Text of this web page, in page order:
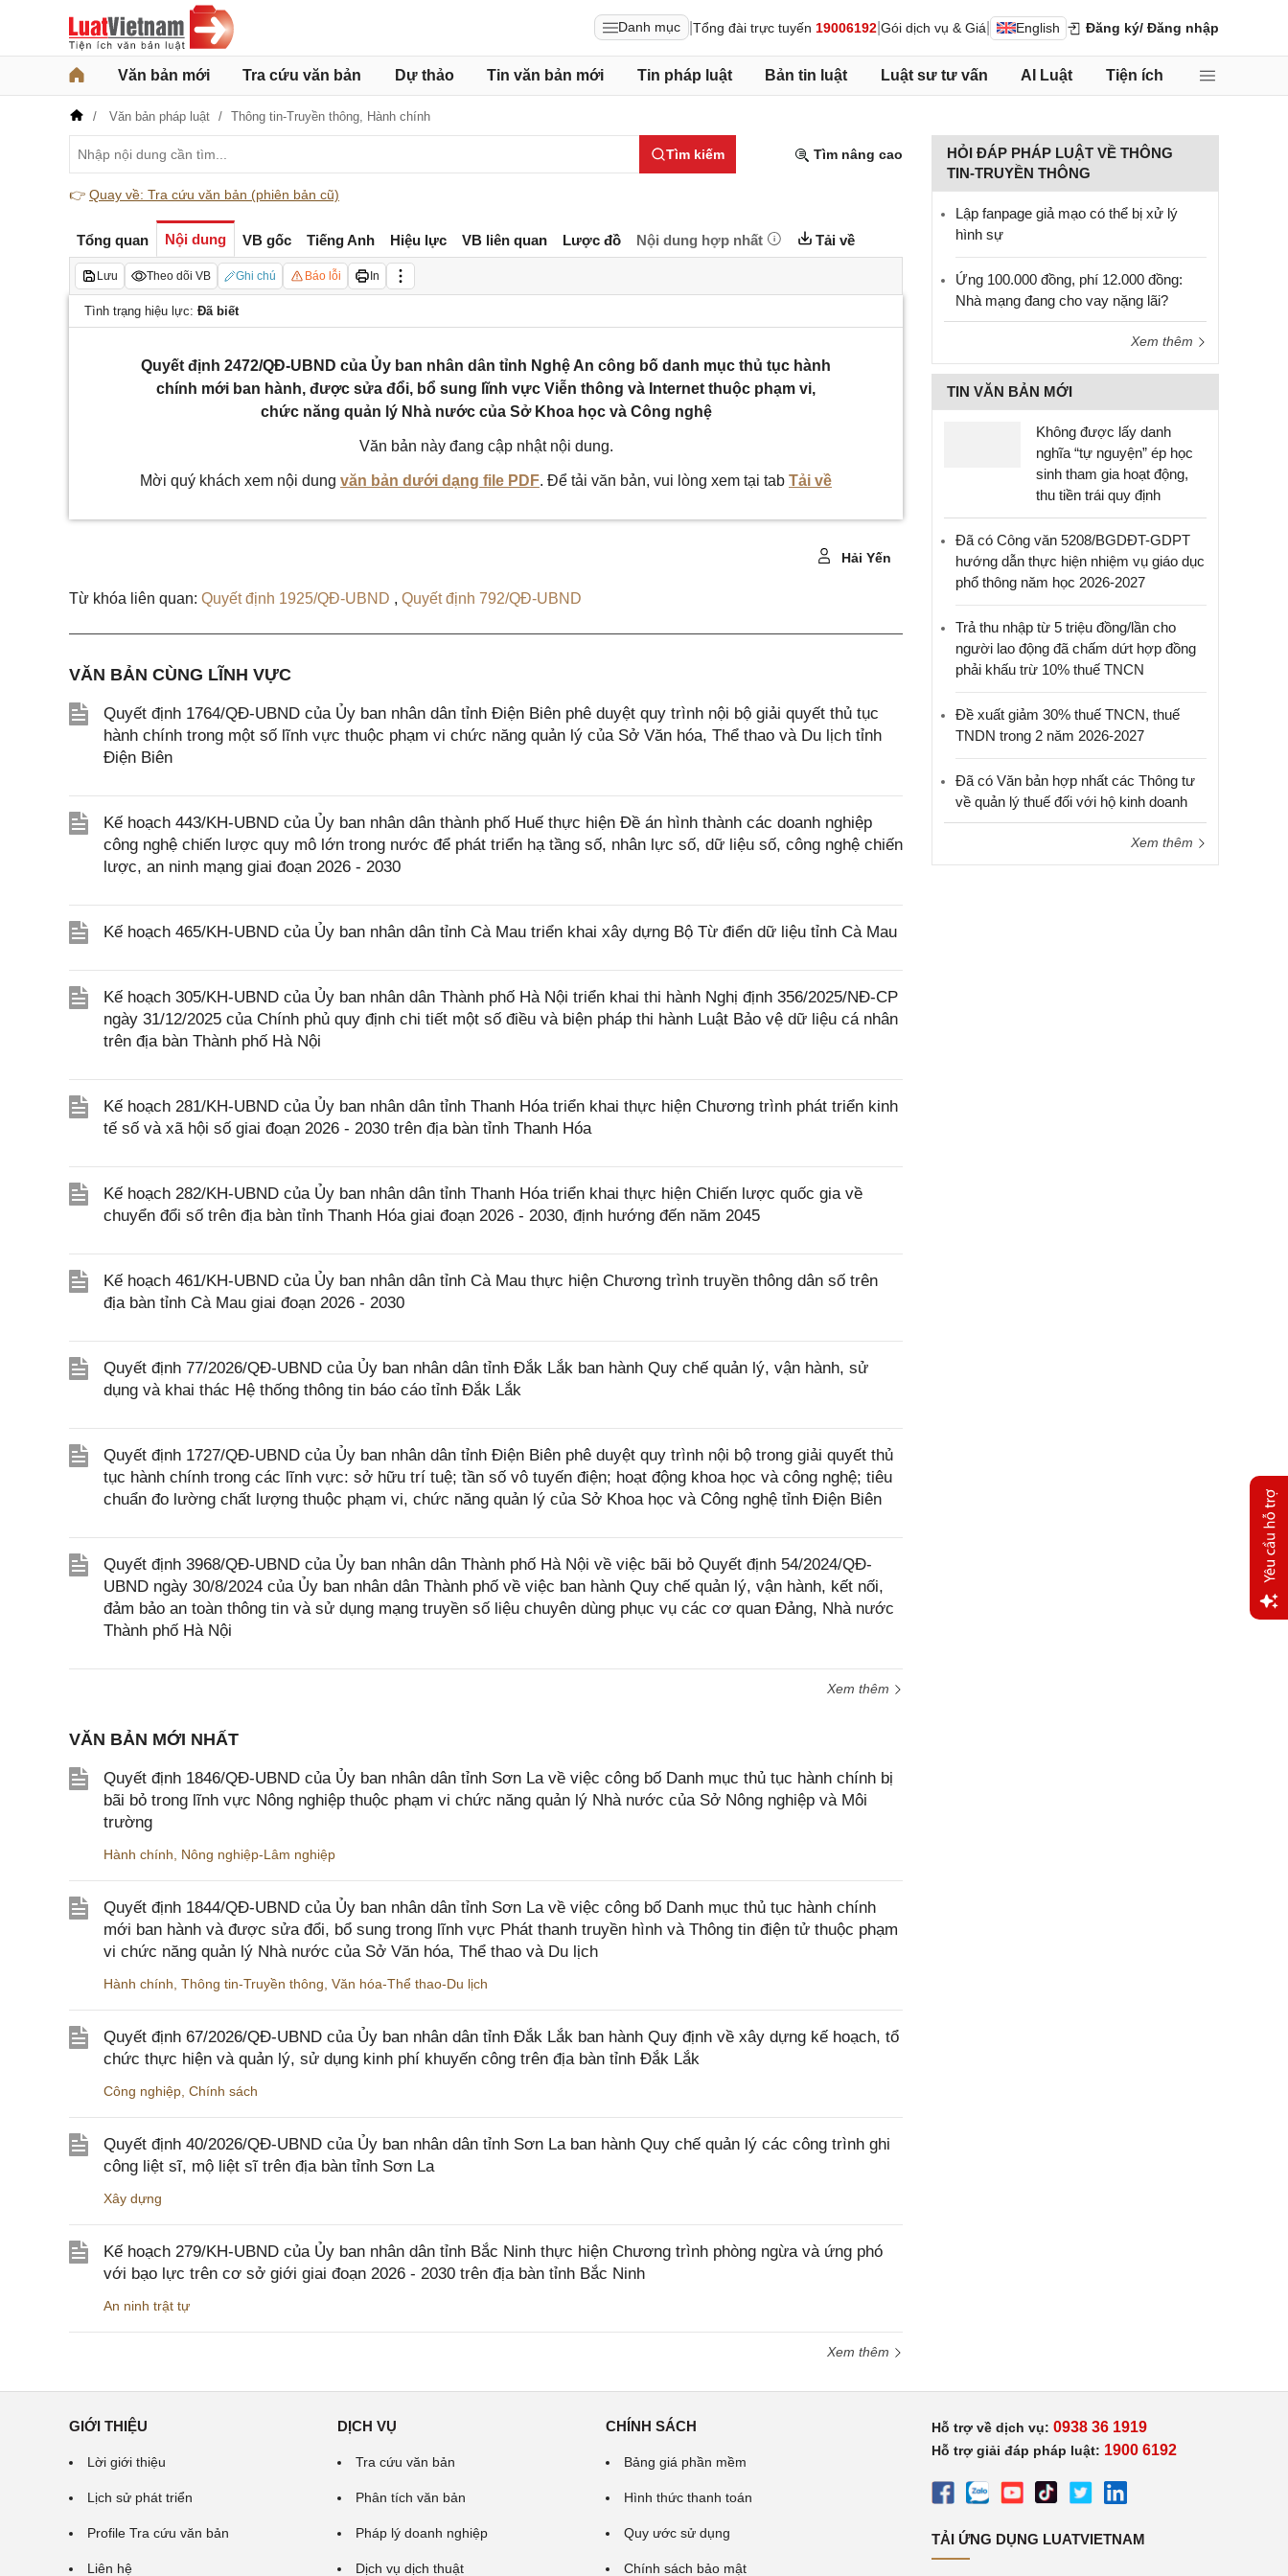
Danh mục Tổng đài trực tuyến 19006192 Gói dịch vụ & Giá English Đăng ký/ Đăng nhập
Văn bản mới Tra cứu văn bản Dự thảo Tin văn bản mới Tin pháp luật Bản tin luật Luật sư tư vấn AI Luật Tiện ích
Văn bản pháp luật Thông tin-Truyền thông, Hành chính
Tìm kiếm Tìm nâng cao
👉 Quay về: Tra cứu văn bản (phiên bản cũ)
Tổng quan Nội dung VB gốc Tiếng Anh Hiệu lực VB liên quan Lược đồ Nội dung hợp nhất Tải về
Lưu Theo dõi VB Ghi chú Báo lỗi In
Tình trạng hiệu lực: Đã biết
Quyết định 2472/QĐ-UBND của Ủy ban nhân dân tỉnh Nghệ An công bố danh mục thủ tục hành
chính mới ban hành, được sửa đổi, bổ sung lĩnh vực Viễn thông và Internet thuộc phạm vi,
chức năng quản lý Nhà nước của Sở Khoa học và Công nghệ
Văn bản này đang cập nhật nội dung.
Mời quý khách xem nội dung văn bản dưới dạng file PDF. Để tải văn bản, vui lòng xem tại tab Tải về
Hải Yến
Từ khóa liên quan: Quyết định 1925/QĐ-UBND , Quyết định 792/QĐ-UBND
VĂN BẢN CÙNG LĨNH VỰC
Quyết định 1764/QĐ-UBND của Ủy ban nhân dân tỉnh Điện Biên phê duyệt quy trình nội bộ giải quyết thủ tục
hành chính trong một số lĩnh vực thuộc phạm vi chức năng quản lý của Sở Văn hóa, Thể thao và Du lịch tỉnh
Điện Biên
Kế hoạch 443/KH-UBND của Ủy ban nhân dân thành phố Huế thực hiện Đề án hình thành các doanh nghiệp
công nghệ chiến lược quy mô lớn trong nước để phát triển hạ tầng số, nhân lực số, dữ liệu số, công nghệ chiến
lược, an ninh mạng giai đoạn 2026 - 2030
Kế hoạch 465/KH-UBND của Ủy ban nhân dân tỉnh Cà Mau triển khai xây dựng Bộ Từ điển dữ liệu tỉnh Cà Mau
Kế hoạch 305/KH-UBND của Ủy ban nhân dân Thành phố Hà Nội triển khai thi hành Nghị định 356/2025/NĐ-CP
ngày 31/12/2025 của Chính phủ quy định chi tiết một số điều và biện pháp thi hành Luật Bảo vệ dữ liệu cá nhân
trên địa bàn Thành phố Hà Nội
Kế hoạch 281/KH-UBND của Ủy ban nhân dân tỉnh Thanh Hóa triển khai thực hiện Chương trình phát triển kinh
tế số và xã hội số giai đoạn 2026 - 2030 trên địa bàn tỉnh Thanh Hóa
Kế hoạch 282/KH-UBND của Ủy ban nhân dân tỉnh Thanh Hóa triển khai thực hiện Chiến lược quốc gia về
chuyển đổi số trên địa bàn tỉnh Thanh Hóa giai đoạn 2026 - 2030, định hướng đến năm 2045
Kế hoạch 461/KH-UBND của Ủy ban nhân dân tỉnh Cà Mau thực hiện Chương trình truyền thông dân số trên
địa bàn tỉnh Cà Mau giai đoạn 2026 - 2030
Quyết định 77/2026/QĐ-UBND của Ủy ban nhân dân tỉnh Đắk Lắk ban hành Quy chế quản lý, vận hành, sử
dụng và khai thác Hệ thống thông tin báo cáo tỉnh Đắk Lắk
Quyết định 1727/QĐ-UBND của Ủy ban nhân dân tỉnh Điện Biên phê duyệt quy trình nội bộ trong giải quyết thủ
tục hành chính trong các lĩnh vực: sở hữu trí tuệ; tần số vô tuyến điện; hoạt động khoa học và công nghệ; tiêu
chuẩn đo lường chất lượng thuộc phạm vi, chức năng quản lý của Sở Khoa học và Công nghệ tỉnh Điện Biên
Quyết định 3968/QĐ-UBND của Ủy ban nhân dân Thành phố Hà Nội về việc bãi bỏ Quyết định 54/2024/QĐ-
UBND ngày 30/8/2024 của Ủy ban nhân dân Thành phố về việc ban hành Quy chế quản lý, vận hành, kết nối,
đảm bảo an toàn thông tin và sử dụng mạng truyền số liệu chuyên dùng phục vụ các cơ quan Đảng, Nhà nước
Thành phố Hà Nội
Xem thêm
VĂN BẢN MỚI NHẤT
Quyết định 1846/QĐ-UBND của Ủy ban nhân dân tỉnh Sơn La về việc công bố Danh mục thủ tục hành chính bị
bãi bỏ trong lĩnh vực Nông nghiệp thuộc phạm vi chức năng quản lý Nhà nước của Sở Nông nghiệp và Môi
trường
Hành chính Nông nghiệp-Lâm nghiệp
Quyết định 1844/QĐ-UBND của Ủy ban nhân dân tỉnh Sơn La về việc công bố Danh mục thủ tục hành chính
mới ban hành và được sửa đổi, bổ sung trong lĩnh vực Phát thanh truyền hình và Thông tin điện tử thuộc phạm
vi chức năng quản lý Nhà nước của Sở Văn hóa, Thể thao và Du lịch
Hành chính Thông tin-Truyền thông Văn hóa-Thể thao-Du lịch
Quyết định 67/2026/QĐ-UBND của Ủy ban nhân dân tỉnh Đắk Lắk ban hành Quy định về xây dựng kế hoạch, tổ
chức thực hiện và quản lý, sử dụng kinh phí khuyến công trên địa bàn tỉnh Đắk Lắk
Công nghiệp Chính sách
Quyết định 40/2026/QĐ-UBND của Ủy ban nhân dân tỉnh Sơn La ban hành Quy chế quản lý các công trình ghi
công liệt sĩ, mộ liệt sĩ trên địa bàn tỉnh Sơn La
Xây dựng
Kế hoạch 279/KH-UBND của Ủy ban nhân dân tỉnh Bắc Ninh thực hiện Chương trình phòng ngừa và ứng phó
với bạo lực trên cơ sở giới giai đoạn 2026 - 2030 trên địa bàn tỉnh Bắc Ninh
An ninh trật tự
Xem thêm
HỎI ĐÁP PHÁP LUẬT VỀ THÔNG
TIN-TRUYỀN THÔNG
Lập fanpage giả mạo có thể bị xử lý
hình sự
Ứng 100.000 đồng, phí 12.000 đồng:
Nhà mạng đang cho vay nặng lãi?
Xem thêm
TIN VĂN BẢN MỚI
Không được lấy danh
nghĩa “tự nguyện” ép học
sinh tham gia hoạt động,
thu tiền trái quy định
Đã có Công văn 5208/BGDĐT-GDPT
hướng dẫn thực hiện nhiệm vụ giáo dục
phổ thông năm học 2026-2027
Trả thu nhập từ 5 triệu đồng/lần cho
người lao động đã chấm dứt hợp đồng
phải khấu trừ 10% thuế TNCN
Đề xuất giảm 30% thuế TNCN, thuế
TNDN trong 2 năm 2026-2027
Đã có Văn bản hợp nhất các Thông tư
về quản lý thuế đối với hộ kinh doanh
Xem thêm
GIỚI THIỆU
Lời giới thiệu
Lịch sử phát triển
Profile Tra cứu văn bản
Liên hệ
DỊCH VỤ
Tra cứu văn bản
Phân tích văn bản
Pháp lý doanh nghiệp
Dịch vụ dịch thuật
CHÍNH SÁCH
Bảng giá phần mềm
Hình thức thanh toán
Quy ước sử dụng
Chính sách bảo mật
Hỗ trợ về dịch vụ: 0938 36 1919
Hỗ trợ giải đáp pháp luật: 1900 6192
TẢI ỨNG DỤNG LUATVIETNAM